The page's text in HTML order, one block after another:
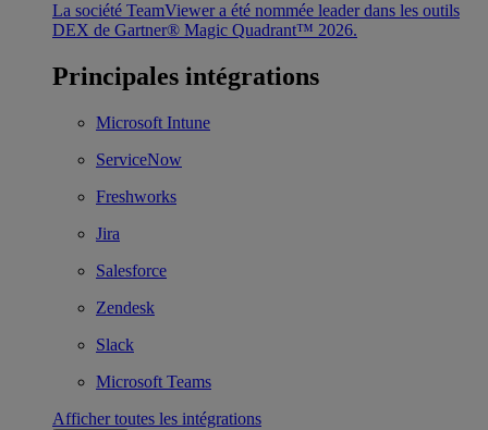
La société TeamViewer a été nommée leader dans les outils
DEX de Gartner® Magic Quadrant™ 2026.
Principales intégrations
Microsoft Intune
ServiceNow
Freshworks
Jira
Salesforce
Zendesk
Slack
Microsoft Teams
Afficher toutes les intégrations